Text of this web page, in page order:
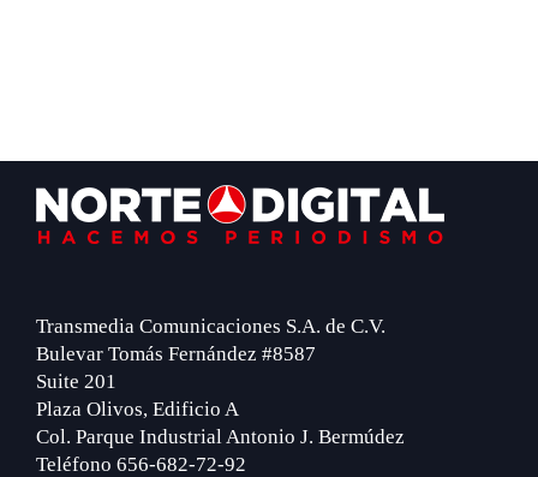
Footer
Transmedia Comunicaciones S.A. de C.V.
Bulevar Tomás Fernández #8587
Suite 201
Plaza Olivos, Edificio A
Col. Parque Industrial Antonio J. Bermúdez
Teléfono 656-682-72-92